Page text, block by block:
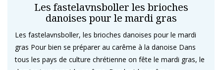
Les fastelavnsboller les brioches
danoises pour le mardi gras
Les fastelavnsboller, les brioches danoises pour le mardi
gras Pour bien se préparer au carême à la danoise Dans
tous les pays de culture chrétienne on fête le mardi gras, le